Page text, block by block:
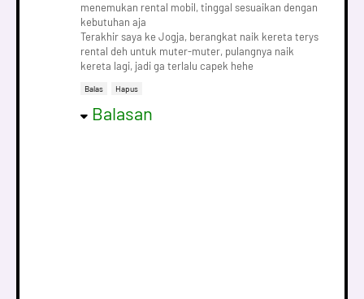
menemukan rental mobil, tinggal sesuaikan dengan
kebutuhan aja
Terakhir saya ke Jogja, berangkat naik kereta terys
rental deh untuk muter-muter, pulangnya naik
kereta lagi, jadi ga terlalu capek hehe
Balas Hapus
Balasan